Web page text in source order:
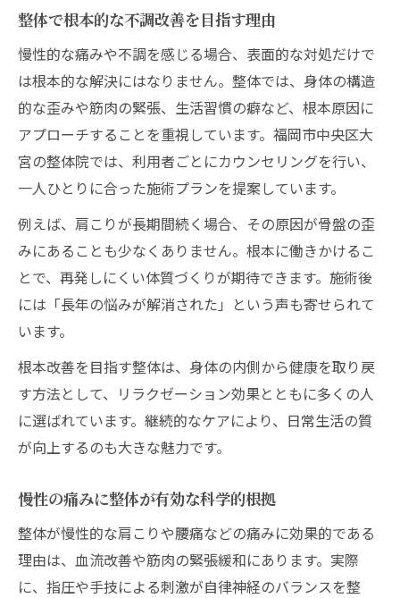
整体が初めてでも安心できる理由
整体体験者の口コミからわかる信頼性
整体施術後のフォローとサポート体制
整体を受ける際の不安解消のアドバイス
腰痛や疲労感に整体がもたらす変化
整体で腰痛が軽減する具体的な理由
整体施術が疲労回復に役立つメカニズム
辛い腰痛にも整体ができるアプローチ法
整体体験で実感する全身の軽さと快適さ
整体施術後の生活の質向上ポイント
整体で根本的な不調改善を目指す理由
慢性的な痛みや不調を感じる場合、表面的な対処だけで
は根本的な解決にはなりません。整体では、身体の構造
的な歪みや筋肉の緊張、生活習慣の癖など、根本原因に
アプローチすることを重視しています。福岡市中央区大
宮の整体院では、利用者ごとにカウンセリングを行い、
一人ひとりに合った施術プランを提案しています。
例えば、肩こりが長期間続く場合、その原因が骨盤の歪
みにあることも少なくありません。根本に働きかけるこ
とで、再発しにくい体質づくりが期待できます。施術後
には「長年の悩みが解消された」という声も寄せられて
います。
根本改善を目指す整体は、身体の内側から健康を取り戻
す方法として、リラクゼーション効果とともに多くの人
に選ばれています。継続的なケアにより、日常生活の質
が向上するのも大きな魅力です。
慢性の痛みに整体が有効な科学的根拠
整体が慢性的な肩こりや腰痛などの痛みに効果的である
理由は、血流改善や筋肉の緊張緩和にあります。実際
に、指圧や手技による刺激が自律神経のバランスを整